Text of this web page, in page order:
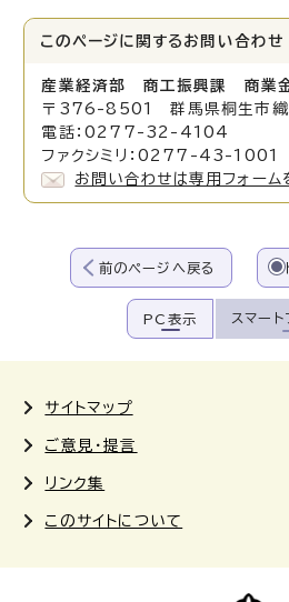
このページに関する お問い合わせ
産業経済部 商工振興課 商業金
〒376-8501 群馬県桐生市織
電話：0277-32-4104
ファクシミリ：0277-43-1001
お問い合わせは専用フォーム
前のページへ戻る
PC表示 スマート
サイトマップ
ご意見・提言
リンク集
このサイトについて